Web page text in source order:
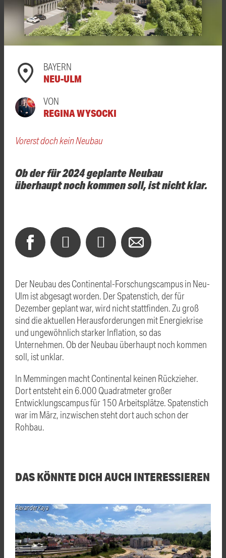
BAYERN
NEU-ULM
VON
REGINA WYSOCKI
Vorerst doch kein Neubau
Ob der für 2024 geplante Neubau
überhaupt noch kommen soll, ist nicht klar.
Der Neubau des Continental-Forschungscampus in Neu-
Ulm ist abgesagt worden. Der Spatenstich, der für
Dezember geplant war, wird nicht stattfinden. Zu groß
sind die aktuellen Herausforderungen mit Energiekrise
und ungewöhnlich starker Inflation, so das
Unternehmen. Ob der Neubau überhaupt noch kommen
soll, ist unklar.
In Memmingen macht Continental keinen Rückzieher.
Dort entsteht ein 6.000 Quadratmeter großer
Entwicklungscampus für 150 Arbeitsplätze. Spatenstich
war im März, inzwischen steht dort auch schon der
Rohbau.
DAS KÖNNTE DICH AUCH INTERESSIEREN
Alexander Kaya